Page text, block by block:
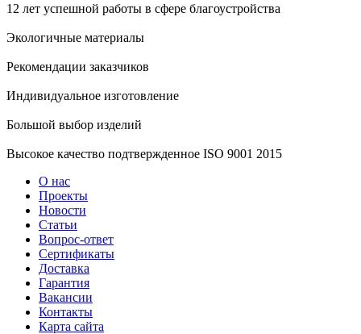
12 лет успешной работы в сфере благоустройства
Экологичные материалы
Рекомендации заказчиков
Индивидуальное изготовление
Большой выбор изделий
Высокое качество подтвержденное ISO 9001 2015
О нас
Проекты
Новости
Статьи
Вопрос-ответ
Сертификаты
Доставка
Гарантия
Вакансии
Контакты
Карта сайта